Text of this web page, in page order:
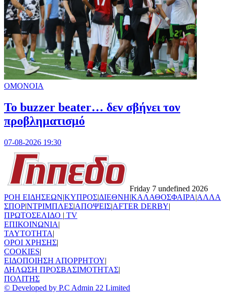
ΟΜΟΝΟΙΑ
Το buzzer beater… δεν σβήνει τoν
προβληματισμό
07-08-2026 19:30
Friday 7 undefined 2026
ΡΟΗ ΕΙΔΗΣΕΩΝ|ΚΥΠΡΟΣ|ΔΙΕΘΝΗ|ΚΑΛΑΘΟΣΦΑΙΡΑ|ΑΛΛΑ
ΣΠΟΡ|ΝΤΡΙΜΠΛΕΣ|ΑΠΟΨΕΙΣ|AFTER DERBY|
ΠΡΩΤΟΣΕΛΙΔΟ | TV
ΕΠΙΚΟΙΝΩΝΙΑ|
TAYTOTHTA|
ΟΡΟΙ ΧΡΗΣΗΣ|
COOKIES|
ΕΙΔΟΠΟΙΗΣΗ ΑΠΟΡΡΗΤΟΥ|
ΔΗΛΩΣΗ ΠΡΟΣΒΑΣΙΜΟΤΗΤΑΣ|
ΠΟΛΙΤΗΣ
© Developed by P.C Admin 22 Limited